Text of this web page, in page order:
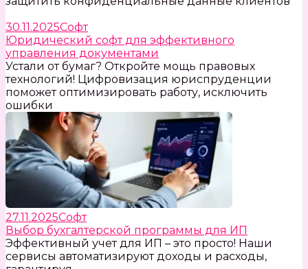
30.11.2025Софт
Юридический софт для эффективного
управления документами
Устали от бумаг? Откройте мощь правовых
технологий! Цифровизация юриспруденции
поможет оптимизировать работу, исключить
ошибки
27.11.2025Софт
Выбор бухгалтерской программы для ИП
Эффективный учет для ИП – это просто! Наши
сервисы автоматизируют доходы и расходы,